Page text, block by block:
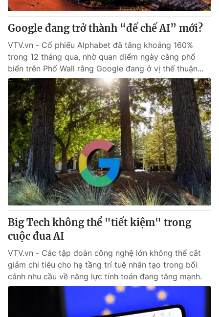
Google đang trở thành “đế chế AI” mới?
VTV.vn - Cổ phiếu Alphabet đã tăng khoảng 160%
trong 12 tháng qua, nhờ quan điểm ngày càng phổ
biến trên Phố Wall rằng Google đang ở vị thế thuận...
Big Tech không thể "tiết kiệm" trong
cuộc đua AI
VTV.vn - Các tập đoàn công nghệ lớn không thể cắt
giảm chi tiêu cho hạ tầng trí tuệ nhân tạo trong bối
cảnh nhu cầu về năng lực tính toán đang tăng mạnh.